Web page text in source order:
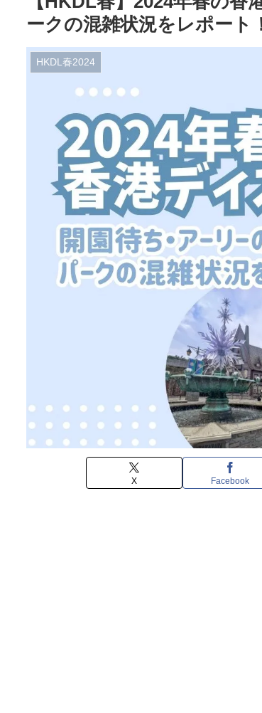
ークの混雑状況をレポート
HKDL春2024
X Facebook